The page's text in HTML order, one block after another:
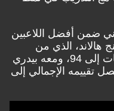
ضمن أفضل اللاعبين
هالاند، الذي من
المنتظر أن يصل تقيمه بعد التدريبات إلى 94، ومعه بيدري
تقييمه الإجمالي إلى